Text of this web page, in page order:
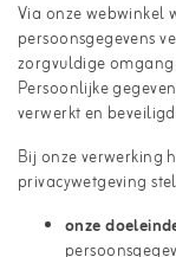
Via onze webwinkel
persoonsgegevens
zorgvuldige
Persoonlijke
verwerkt en
Bij onze verwerking
privacywetgeving
onze